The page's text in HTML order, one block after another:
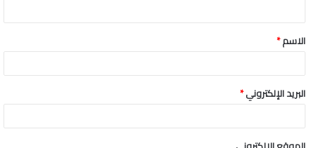
ق
*
الاسم*
البريد الإلكتروني*